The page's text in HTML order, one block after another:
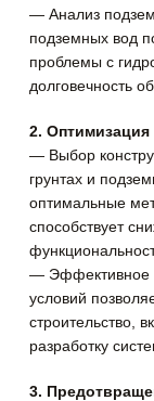
— Анализ
подземных вод
проблемы с
долговечность
2.
— Выбор
грунтах и
оптимальные
способствует
— Эффективное
условий
строительство,
разработку
3.